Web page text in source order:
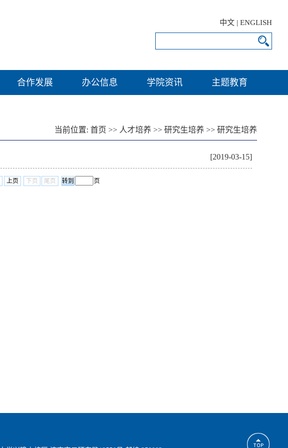
中文 | ENGLISH
合作发展 办公信息 学院资讯 主题教育
当前位置: 首页 >> 人才培养 >> 研究生培养 >> 研究生培养
[2019-03-15]
上页 下页 尾页 页